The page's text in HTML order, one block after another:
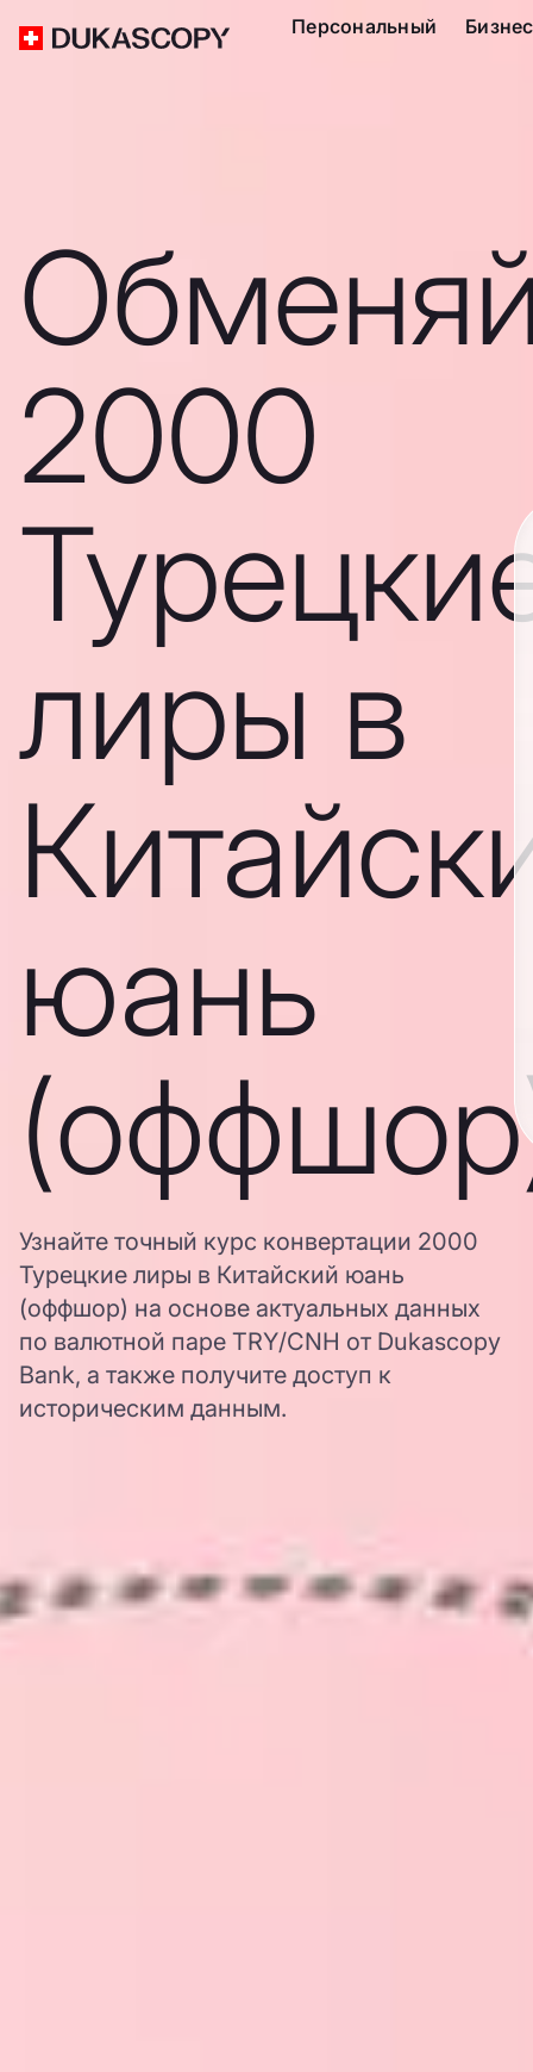
Персональный Бизнес
2000
лиры в
юань
Узнайте точный курс конвертации 2000
Турецкие лиры в Китайский юань
(оффшор) на основе актуальных данных
по валютной паре TRY/CNH от Dukascopy
Bank, а также получите доступ к
историческим данным.